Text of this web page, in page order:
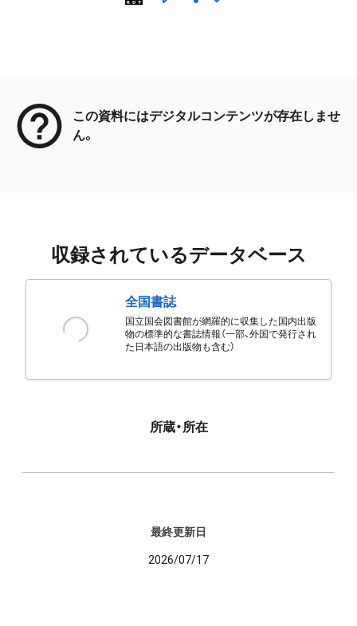
この資料にはデジタルコンテンツが存在しませ
ん。
収録されているデータベース
全国書誌
国立国会図書館が網羅的に収集した国内出版
物の標準的な書誌情報（一部、外国で発行され
た日本語の出版物も含む）
所蔵・所在
最終更新日
2026/07/17